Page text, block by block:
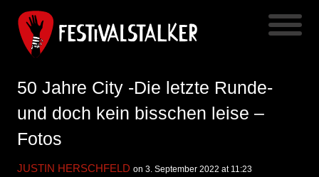
50 Jahre City -Die letzte Runde-
und doch kein bisschen leise –
Fotos
JUSTIN HERSCHFELD on 3. September 2022 at 11:23